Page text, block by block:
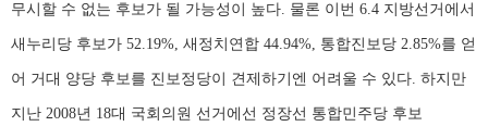
무시할 수 없는 후보가 될 가능성이 높다. 물론 이번 6.4 지방선거에서
새누리당 후보가 52.19%, 새정치연합 44.94%, 통합진보당 2.85%를 얻
어 거대 양당 후보를 진보정당이 견제하기엔 어려울 수 있다. 하지만
지난 2008년 18대 국회의원 선거에선 정장선 통합민주당 후보